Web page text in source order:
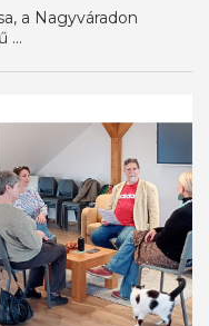
a Nagyváradon
...